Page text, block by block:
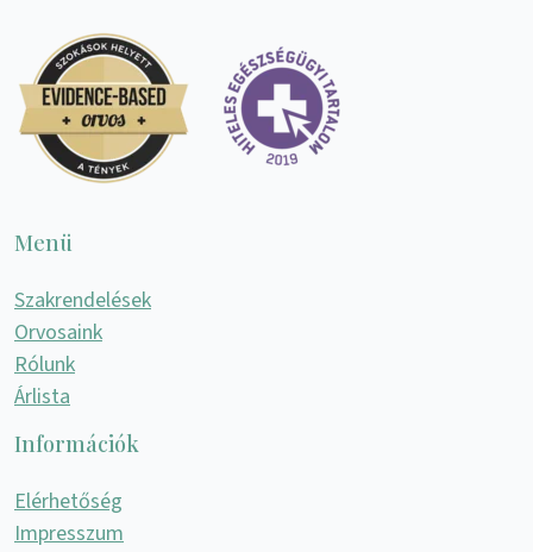
Menü
Szakrendelések
Orvosaink
Rólunk
Árlista
Információk
Elérhetőség
Impresszum